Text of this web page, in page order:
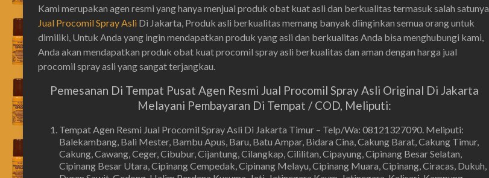
Kami merupakan agen resmi yang hanya menjual produk obat kuat asli dan berkualitas termasuk salah satunya
Jual Procomil Spray Asli Di Jakarta, Produk asli berkualitas memang banyak diinginkan semua orang untuk
dimiliki, Untuk Anda yang ingin mendapatkan produk yang asli dan berkualitas Anda bisa menghubungi kami,
Anda akan mendapatkan produk obat kuat procomil spray asli berkualitas dan aman dengan harga jual
procomil spray asli yang sangat terjangkau.
Pemesanan Di Tempat Pusat Agen Resmi Jual Procomil Spray Asli Original Di Jakarta
Melayani Pembayaran Di Tempat / COD, Meliputi:
Tempat Agen Resmi Jual Procomil Spray Asli Di Jakarta Timur – Telp/Wa: 08121327090. Meliputi:
Balekambang, Bali Mester, Bambu Apus, Baru, Batu Ampar, Bidara Cina, Cakung Barat, Cakung Timur,
Cakung, Cawang, Ceger, Cibubur, Cijantung, Cilangkap, Cililitan, Cipayung, Cipinang Besar Selatan,
Cipinang Besar Utara, Cipinang Cempedak, Cipinang Melayu, Cipinang Muara, Cipinang, Ciracas, Dukuh,